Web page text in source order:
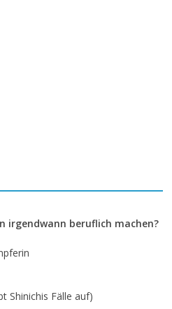
irgendwann beruflich machen?
Shinichis Fälle auf)